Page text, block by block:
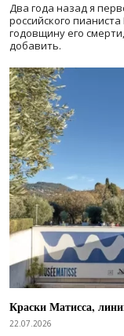
Два года назад я
российского
годовщину его
добавить.
Краски Матисса,
22.07.2026